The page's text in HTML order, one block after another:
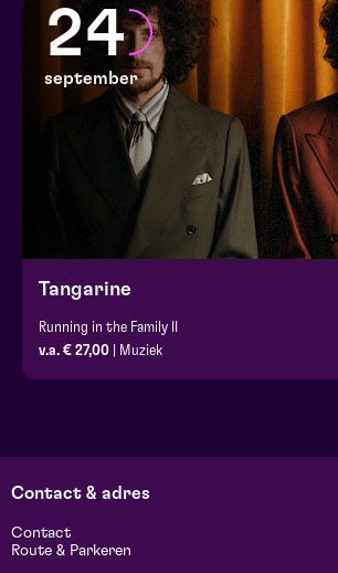
24
september
Tangarine
Running in the Family II
v.a. € 27,00 | Muziek
Contact & adres
Contact
Route & Parkeren